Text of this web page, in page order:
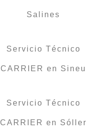
Salines
Servicio Técnico
CARRIER en Sineu
Servicio Técnico
CARRIER en Sóller